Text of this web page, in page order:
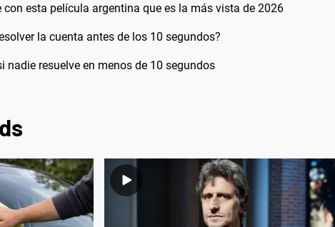
con esta película argentina que es la más vista de 2026
la cuenta antes de los 10 segundos?
nadie resuelve en menos de 10 segundos